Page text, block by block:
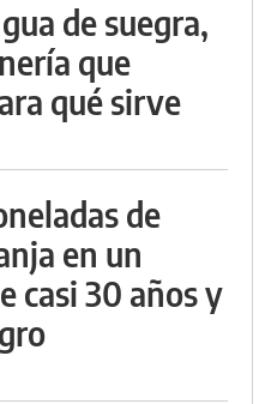
de suegra,
que
qué sirve
de
en un
casi 30 años y